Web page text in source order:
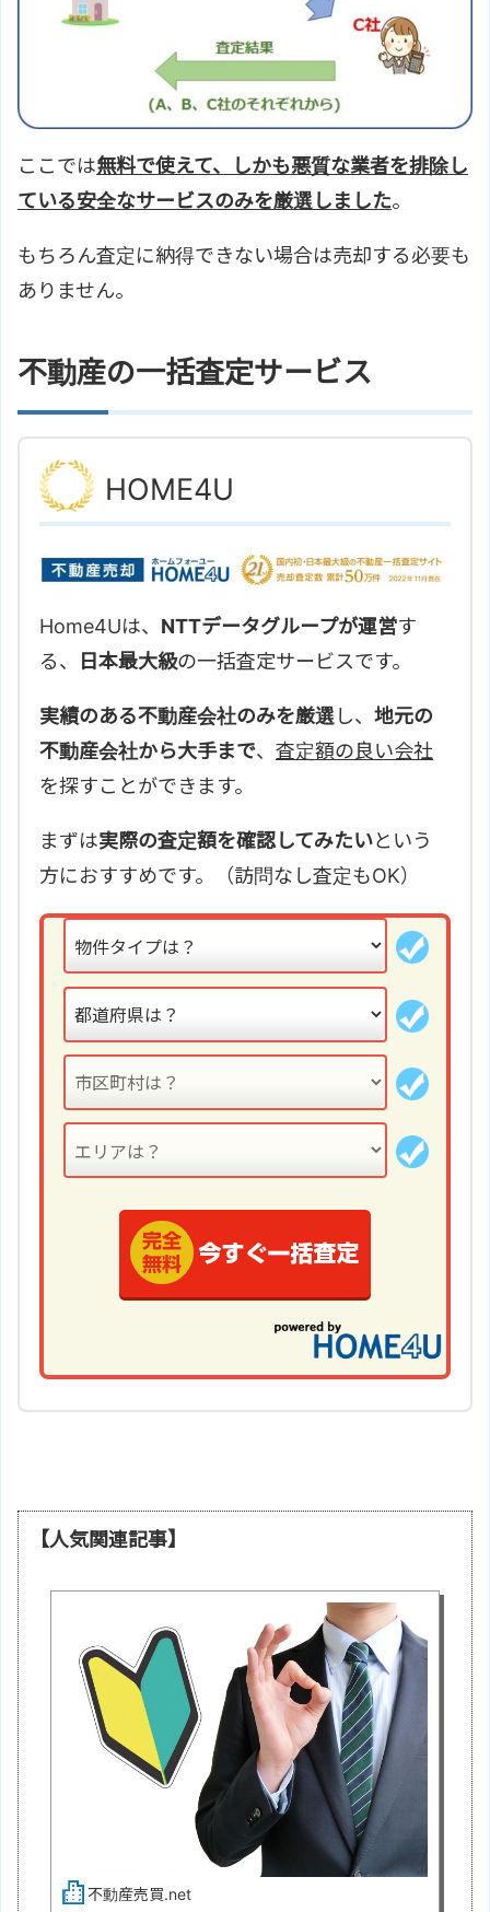
ここでは無料で使えて、しかも悪質な業者を排除し
ている安全なサービスのみを厳選しました。
もちろん査定に納得できない場合は売却する必要も
ありません。
不動産の一括査定サービス
HOME4U
Home4Uは、 NTTデータグループが運営す
る、
日本最大級の一括査定サービスです。
実績のある不動産会社のみを厳選し、 地元の
不動産会社から大手まで、 査定額の良い会社
を探すことができます。
まずは実際の査定額を確認してみたいという
方におすすめです。（訪問なし査定もOK）
【人気関連記事】
不動産売買.net